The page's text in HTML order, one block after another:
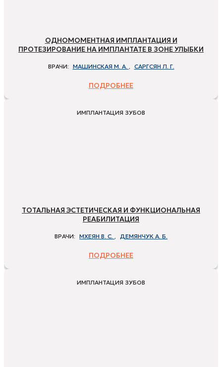
ОДНОМОМЕНТНАЯ ИМПЛАНТАЦИЯ И
ПРОТЕЗИРОВАНИЕ НА ИМПЛАНТАТЕ В ЗОНЕ УЛЫБКИ
ВРАЧИ: МАШИНСКАЯ М. А. , САРГСЯН Л. Г.
ПОДРОБНЕЕ
ИМПЛАНТАЦИЯ ЗУБОВ
ТОТАЛЬНАЯ ЭСТЕТИЧЕСКАЯ И ФУНКЦИОНАЛЬНАЯ
РЕАБИЛИТАЦИЯ
ВРАЧИ: МХЕЯН В. С. , ДЕМЯНЧУК А. Б.
ПОДРОБНЕЕ
ИМПЛАНТАЦИЯ ЗУБОВ